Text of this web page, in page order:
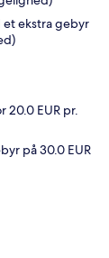
et ekstra gebyr
EUR pr.
på 30.0 EUR